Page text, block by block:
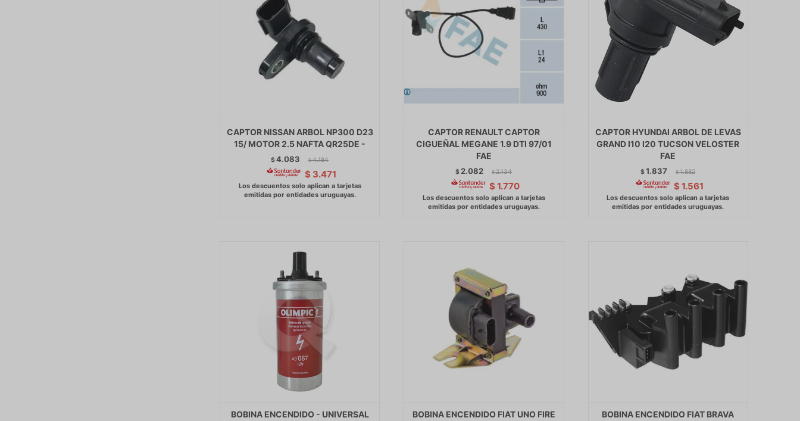
CAPTOR NISSAN ARBOL NP300 D23
15/ MOTOR 2.5 NAFTA QR25DE -
$4.083 $ 4.184
$ 3.471
CAPTOR RENAULT CAPTOR
CIGUEÑAL MEGANE 1.9 DTI 97/01
FAE
$2.082 $ 2.134
$ 1.770
CAPTOR HYUNDAI ARBOL DE LEVAS
GRAND I10 I20 TUCSON VELOSTER
FAE
$1.837 $ 1.882
$ 1.561
BOBINA ENCENDIDO - UNIVERSAL
BOBINA ENCENDIDO FIAT UNO FIRE
BOBINA ENCENDIDO FIAT BRAVA